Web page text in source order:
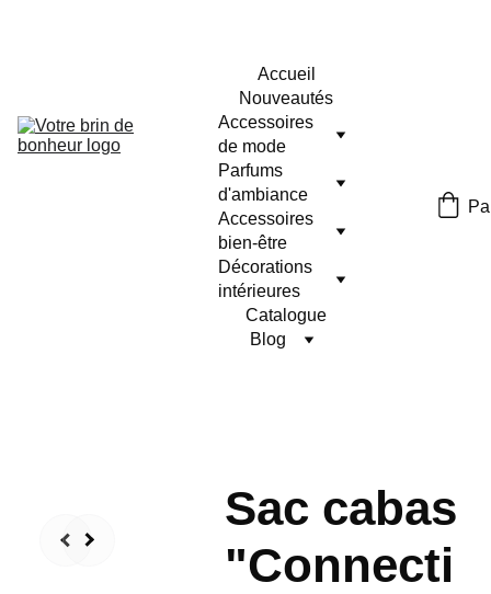
Accueil
Nouveautés
Accessoires
de mode
Parfums
d'ambiance
Accessoires
bien-être
Décorations
intérieures
Catalogue
Blog
Sac cabas
"Connecti